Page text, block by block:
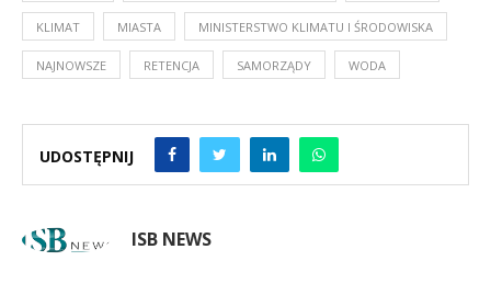
KLIMAT MIASTA MINISTERSTWO KLIMATU I ŚRODOWISKA
NAJNOWSZE RETENCJA SAMORZĄDY WODA
UDOSTĘPNIJ
ISB NEWS